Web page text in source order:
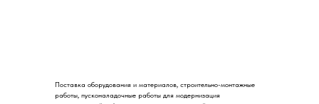
Поставка оборудования и материалов, строительно-монтажные
работы, пусконаладочные работы для модернизация